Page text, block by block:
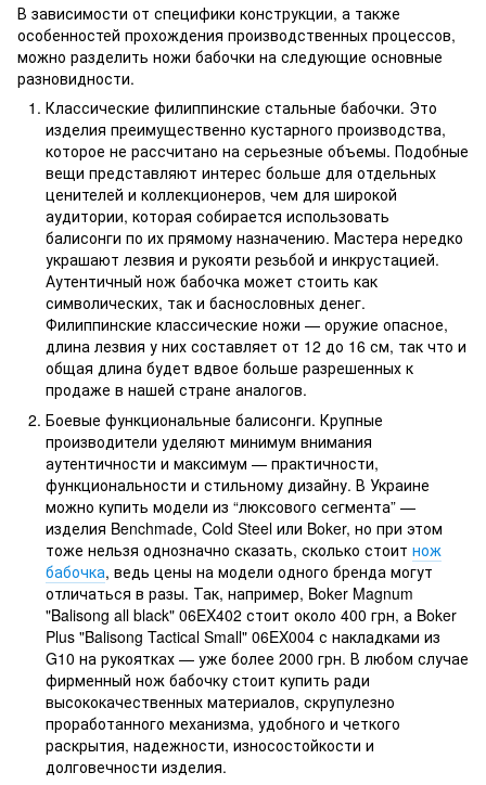
В зависимости от специфики конструкции, а также
особенностей прохождения производственных процессов,
можно разделить ножи бабочки на следующие основные
разновидности.
Классические филиппинские стальные бабочки. Это
изделия преимущественно кустарного производства,
которое не рассчитано на серьезные объемы. Подобные
вещи представляют интерес больше для отдельных
ценителей и коллекционеров, чем для широкой
аудитории, которая собирается использовать
балисонги по их прямому назначению. Мастера нередко
украшают лезвия и рукояти резьбой и инкрустацией.
Аутентичный нож бабочка может стоить как
символических, так и баснословных денег.
Филиппинские классические ножи — оружие опасное,
длина лезвия у них составляет от 12 до 16 см, так что и
общая длина будет вдвое больше разрешенных к
продаже в нашей стране аналогов.
Боевые функциональные балисонги. Крупные
производители уделяют минимум внимания
аутентичности и максимум — практичности,
функциональности и стильному дизайну. В Украине
можно купить модели из “люксового сегмента” —
изделия Benchmade, Cold Steel или Boker, но при этом
тоже нельзя однозначно сказать, сколько стоит нож
бабочка, ведь цены на модели одного бренда могут
отличаться в разы. Так, например, Boker Magnum
"Balisong all black" 06EX402 стоит около 400 грн, а Boker
Plus "Balisong Tactical Small" 06EX004 с накладками из
G10 на рукоятках — уже более 2000 грн. В любом случае
фирменный нож бабочку стоит купить ради
высококачественных материалов, скрупулезно
проработанного механизма, удобного и четкого
раскрытия, надежности, износостойкости и
долговечности изделия.